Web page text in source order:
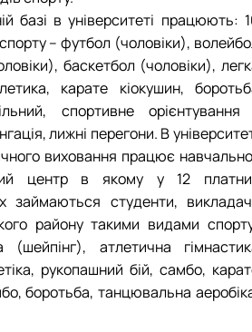
базі в університеті працюють:
спорту – футбол (чоловіки),
баскетбол (чоловіки),
карате кіокушин,
спортивне орієнтування
лижні перегони. В
виховання працює
центр в якому у 12
займаються студенти,
району такими видами
(шейпінг), атлетична
рукопашний бій, самбо,
боротьба, танцювальна